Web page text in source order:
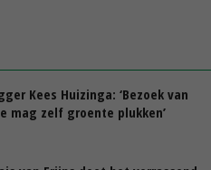
Kees Huizinga: ‘Bezoek van
mag zelf groente plukken’